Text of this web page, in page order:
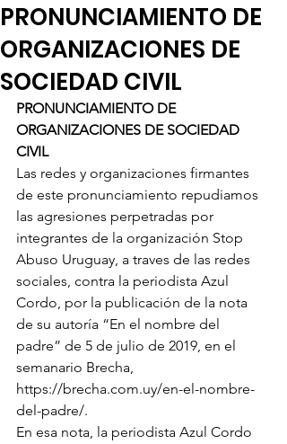
PRONUNCIAMIENTO DE
ORGANIZACIONES DE
SOCIEDAD CIVIL
PRONUNCIAMIENTO DE
ORGANIZACIONES DE SOCIEDAD
CIVIL
Las redes y organizaciones firmantes
de este pronunciamiento repudiamos
las agresiones perpetradas por
integrantes de la organización Stop
Abuso Uruguay, a traves de las redes
sociales, contra la periodista Azul
Cordo, por la publicación de la nota
de su autoría “En el nombre del
padre” de 5 de julio de 2019, en el
semanario Brecha,
https://brecha.com.uy/en-el-nombre-
del-padre/.
En esa nota, la periodista Azul Cordo